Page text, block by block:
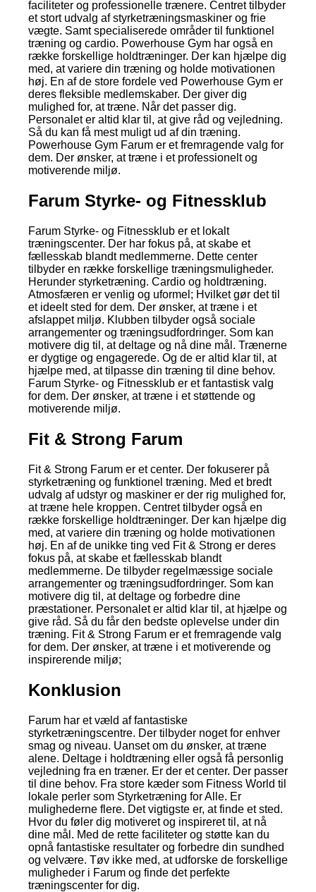
faciliteter og professionelle trænere. Centret tilbyder
et stort udvalg af styrketræningsmaskiner og frie
vægte. Samt specialiserede områder til funktionel
træning og cardio. Powerhouse Gym har også en
række forskellige holdtræninger. Der kan hjælpe dig
med, at variere din træning og holde motivationen
høj. En af de store fordele ved Powerhouse Gym er
deres fleksible medlemskaber. Der giver dig
mulighed for, at træne. Når det passer dig.
Personalet er altid klar til, at give råd og vejledning.
Så du kan få mest muligt ud af din træning.
Powerhouse Gym Farum er et fremragende valg for
dem. Der ønsker, at træne i et professionelt og
motiverende miljø.
Farum Styrke- og Fitnessklub
Farum Styrke- og Fitnessklub er et lokalt
træningscenter. Der har fokus på, at skabe et
fællesskab blandt medlemmerne. Dette center
tilbyder en række forskellige træningsmuligheder.
Herunder styrketræning. Cardio og holdtræning.
Atmosfæren er venlig og uformel; Hvilket gør det til
et ideelt sted for dem. Der ønsker, at træne i et
afslappet miljø. Klubben tilbyder også sociale
arrangementer og træningsudfordringer. Som kan
motivere dig til, at deltage og nå dine mål. Trænerne
er dygtige og engagerede. Og de er altid klar til, at
hjælpe med, at tilpasse din træning til dine behov.
Farum Styrke- og Fitnessklub er et fantastisk valg
for dem. Der ønsker, at træne i et støttende og
motiverende miljø.
Fit & Strong Farum
Fit & Strong Farum er et center. Der fokuserer på
styrketræning og funktionel træning. Med et bredt
udvalg af udstyr og maskiner er der rig mulighed for,
at træne hele kroppen. Centret tilbyder også en
række forskellige holdtræninger. Der kan hjælpe dig
med, at variere din træning og holde motivationen
høj. En af de unikke ting ved Fit & Strong er deres
fokus på, at skabe et fællesskab blandt
medlemmerne. De tilbyder regelmæssige sociale
arrangementer og træningsudfordringer. Som kan
motivere dig til, at deltage og forbedre dine
præstationer. Personalet er altid klar til, at hjælpe og
give råd. Så du får den bedste oplevelse under din
træning. Fit & Strong Farum er et fremragende valg
for dem. Der ønsker, at træne i et motiverende og
inspirerende miljø;
Konklusion
Farum har et væld af fantastiske
styrketræningscentre. Der tilbyder noget for enhver
smag og niveau. Uanset om du ønsker, at træne
alene. Deltage i holdtræning eller også få personlig
vejledning fra en træner. Er der et center. Der passer
til dine behov. Fra store kæder som Fitness World til
lokale perler som Styrketræning for Alle. Er
mulighederne flere. Det vigtigste er, at finde et sted.
Hvor du føler dig motiveret og inspireret til, at nå
dine mål. Med de rette faciliteter og støtte kan du
opnå fantastiske resultater og forbedre din sundhed
og velvære. Tøv ikke med, at udforske de forskellige
muligheder i Farum og finde det perfekte
træningscenter for dig.